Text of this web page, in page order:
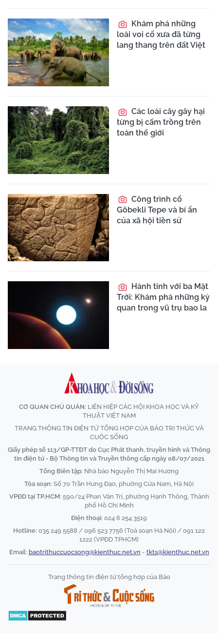
Khám phá những
loài voi cổ xưa đã từng
lang thang trên đất Việt
Các loài cây gây hại
từng bị cấm trồng trên
toàn thế giới
Công trình cổ
Göbekli Tepe và bí ẩn
của xã hội tiền sử
Hành tinh với ba Mặt
Trời: Khám phá những kỳ
quan trong vũ trụ bao la
CƠ QUAN CHỦ QUẢN: LIÊN HIỆP CÁC HỘI KHOA HỌC VÀ KỸ
THUẬT VIỆT NAM
TRANG THÔNG TIN ĐIỆN TỬ TỔNG HỢP CỦA BÁO TRI THỨC VÀ
CUỘC SỐNG
Giấy phép số 113/GP-TTĐT do Cục Phát thanh, truyền hình và Thông
tin điện tử - Bộ Thông tin và Truyền thông cấp ngày 08/07/2021
Tổng Biên tập: Nhà báo Nguyễn Thị Mai Hương
Tòa soạn: Số 70 Trần Hưng Đạo, phường Cửa Nam, Hà Nội
VPĐD tại TP.HCM: 590/24 Phan Văn Trị, phường Hạnh Thông, Thành
phố Hồ Chí Minh
Điện thoại: 024 6 254 3519
Hotline: 035 249 5588 / 096 523 7756 (Toà soạn Hà Nội) / 091 122
1222 (VPĐD TPHCM)
Email: baotrithuccuocsong@kienthuc.net.vn - tkts@kienthuc.net.vn
Trang thông tin điện tử tổng hợp của Báo